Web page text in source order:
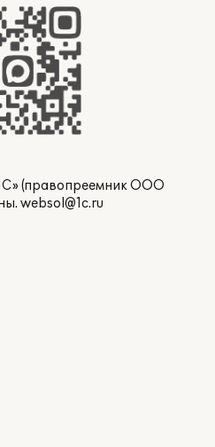
(правопреемник ООО
websol@1c.ru